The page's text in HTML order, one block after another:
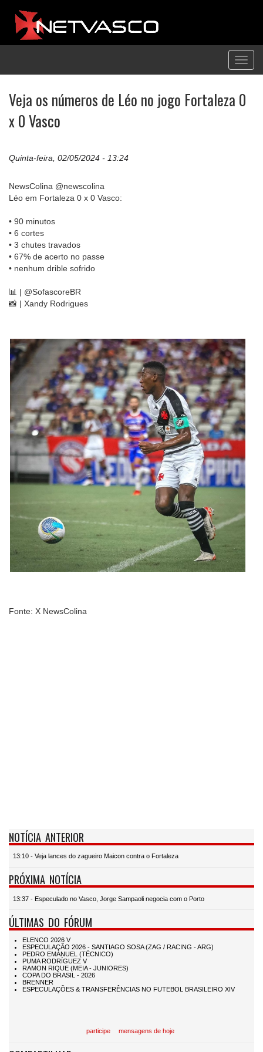
Veja os números de Léo no jogo Fortaleza 0
x 0 Vasco
Quinta-feira, 02/05/2024 - 13:24
NewsColina @newscolina
Léo em Fortaleza 0 x 0 Vasco:
• 90 minutos
• 6 cortes
• 3 chutes travados
• 67% de acerto no passe
• nenhum drible sofrido
📊 | @SofascoreBR
📸 | Xandy Rodrigues
Fonte: X NewsColina
NOTÍCIA ANTERIOR
13:10 - Veja lances do zagueiro Maicon contra o Fortaleza
PRÓXIMA NOTÍCIA
13:37 - Especulado no Vasco, Jorge Sampaoli negocia com o Porto
ÚLTIMAS DO FÓRUM
participe mensagens de hoje